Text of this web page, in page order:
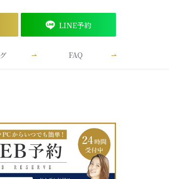
LINE予約
FAQ